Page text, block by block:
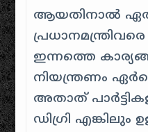
ആയതിനാൽ ഏത്
ഇന്നത്തെ
നിയന്ത്രണം
അതാത്
ഡിഗ്രി എങ്കിലും